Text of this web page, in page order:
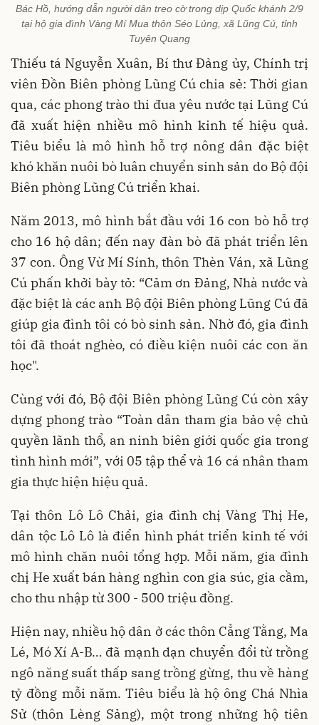
Bác Hồ, hướng dẫn người dân treo cờ trong dịp Quốc khánh 2/9
tại hộ gia đình Vàng Mí Mua thôn Séo Lủng, xã Lũng Cú, tỉnh
Tuyên Quang
Thiếu tá Nguyễn Xuân, Bí thư Đảng ủy, Chính trị
viên Đồn Biên phòng Lũng Cú chia sẻ: Thời gian
qua, các phong trào thi đua yêu nước tại Lũng Cú
đã xuất hiện nhiều mô hình kinh tế hiệu quả.
Tiêu biểu là mô hình hỗ trợ nông dân đặc biệt
khó khăn nuôi bò luân chuyển sinh sản do Bộ đội
Biên phòng Lũng Cú triển khai.
Năm 2013, mô hình bắt đầu với 16 con bò hỗ trợ
cho 16 hộ dân; đến nay đàn bò đã phát triển lên
37 con. Ông Vừ Mí Sính, thôn Thèn Ván, xã Lũng
Cú phấn khởi bày tỏ: “Cảm ơn Đảng, Nhà nước và
đặc biệt là các anh Bộ đội Biên phòng Lũng Cú đã
giúp gia đình tôi có bò sinh sản. Nhờ đó, gia đình
tôi đã thoát nghèo, có điều kiện nuôi các con ăn
học".
Cùng với đó, Bộ đội Biên phòng Lũng Cú còn xây
dựng phong trào “Toàn dân tham gia bảo vệ chủ
quyền lãnh thổ, an ninh biên giới quốc gia trong
tình hình mới”, với 05 tập thể và 16 cá nhân tham
gia thực hiện hiệu quả.
Tại thôn Lô Lô Chải, gia đình chị Vàng Thị He,
dân tộc Lô Lô là điển hình phát triển kinh tế với
mô hình chăn nuôi tổng hợp. Mỗi năm, gia đình
chị He xuất bán hàng nghìn con gia súc, gia cầm,
cho thu nhập từ 300 - 500 triệu đồng.
Hiện nay, nhiều hộ dân ở các thôn Cẳng Tằng, Ma
Lé, Mó Xí A-B… đã mạnh dạn chuyển đổi từ trồng
ngô năng suất thấp sang trồng gừng, thu về hàng
tỷ đồng mỗi năm. Tiêu biểu là hộ ông Chá Nhìa
Sử (thôn Lèng Sảng), một trong những hộ tiên